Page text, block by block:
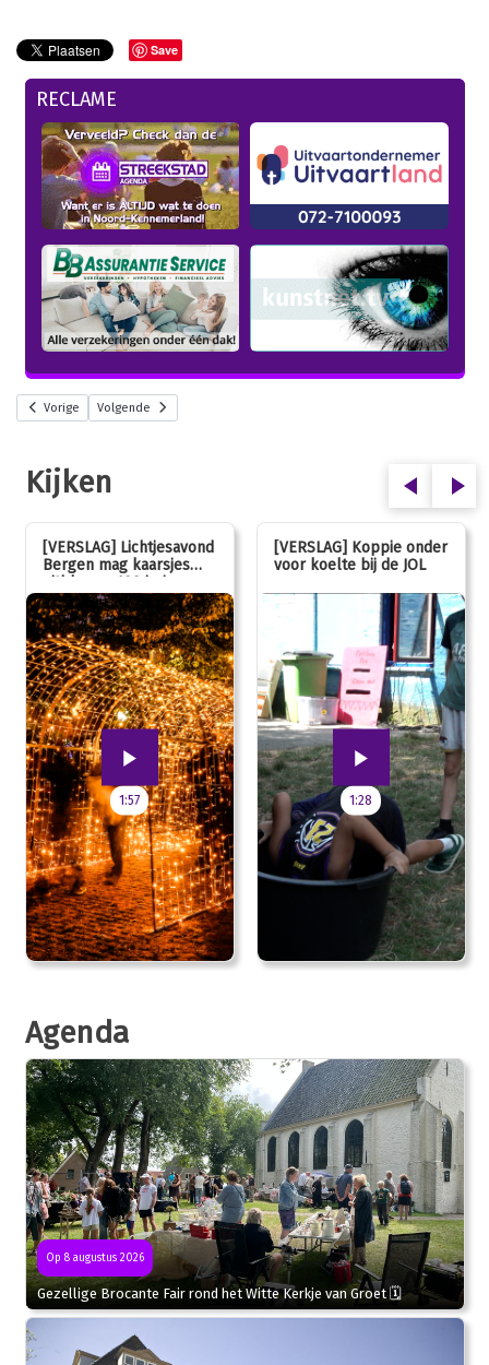
Save
RECLAME
Vorige Volgende
Kijken
[VERSLAG] Lichtjesavond
Bergen mag kaarsjes
uitblazen: 100 jarig
jubileum!
1:57
[VERSLAG] Koppie onder
voor koelte bij de JOL
1:28
Agenda
Op 8 augustus 2026
Gezellige Brocante Fair rond het Witte Kerkje van Groet 🗓